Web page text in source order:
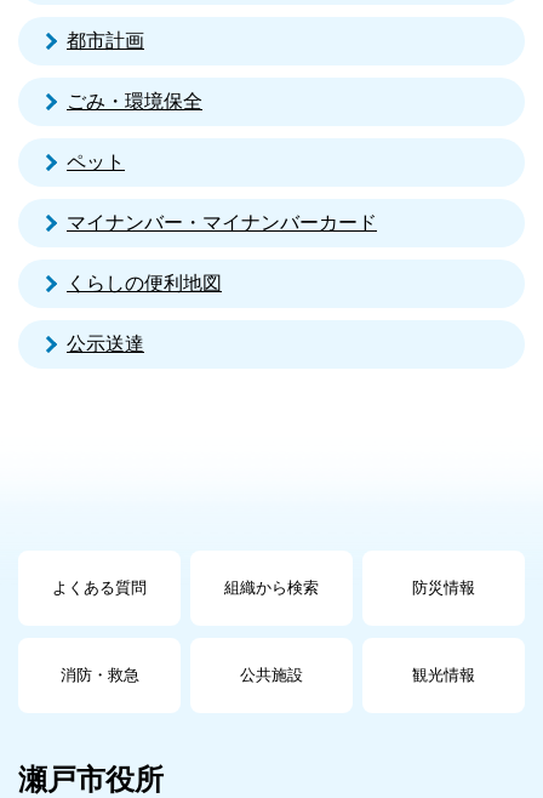
都市計画
ごみ・環境保全
ペット
マイナンバー・マイナンバーカード
くらしの便利地図
公示送達
よくある質問 組織から検索 防災情報
消防・救急 公共施設 観光情報
瀬戸市役所